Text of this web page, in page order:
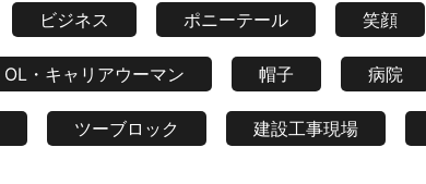
ビジネス ポニーテール 笑顔
OL・キャリアウーマン 帽子 病院
ツーブロック 建設工事現場